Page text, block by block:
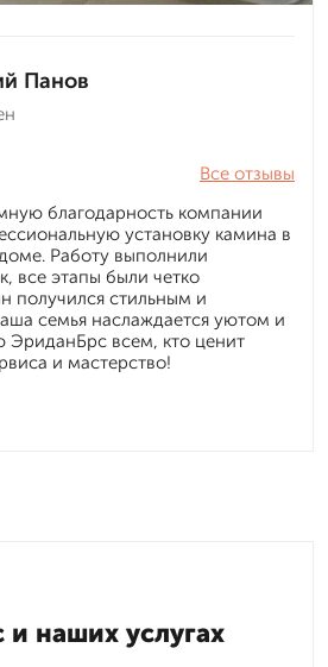
Панов
Все отзывы
благодарность компании
установку камина в
Работу выполнили
все этапы были четко
получился стильным и
семья наслаждается уютом и
ЭриданБрс всем, кто ценит
и мастерство!
наших услугах